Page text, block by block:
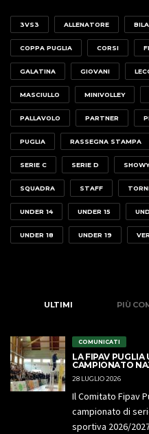
3VS3 ALLENATORE
COPPA PUGLIA CORSI
GALATINA GIOVANI
MASCIULLO MINIVOLLEY
PALLAVOLO PARTNER
PUGLIA RASSEGNA STAMPA
SERIE C SERIE D SHOWY
SQUADRA STAFF
UNDER 14 UNDER 15
UNDER 18 UNDER 19
ULTIMI PIÙ
COMUNICATI
LA FIPAV PUGLIA
CAMPIONATO
28 LUGLIO 2026
Il Comitato Fipav
campionato di
sportiva 2026/